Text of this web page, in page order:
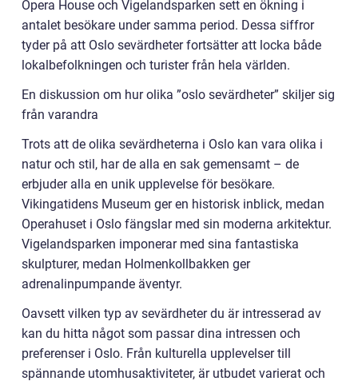
Opera House och Vigelandsparken sett en ökning i
antalet besökare under samma period. Dessa siffror
tyder på att Oslo sevärdheter fortsätter att locka både
lokalbefolkningen och turister från hela världen.
En diskussion om hur olika ”oslo sevärdheter” skiljer sig
från varandra
Trots att de olika sevärdheterna i Oslo kan vara olika i
natur och stil, har de alla en sak gemensamt – de
erbjuder alla en unik upplevelse för besökare.
Vikingatidens Museum ger en historisk inblick, medan
Operahuset i Oslo fängslar med sin moderna arkitektur.
Vigelandsparken imponerar med sina fantastiska
skulpturer, medan Holmenkollbakken ger
adrenalinpumpande äventyr.
Oavsett vilken typ av sevärdheter du är intresserad av
kan du hitta något som passar dina intressen och
preferenser i Oslo. Från kulturella upplevelser till
spännande utomhusaktiviteter, är utbudet varierat och